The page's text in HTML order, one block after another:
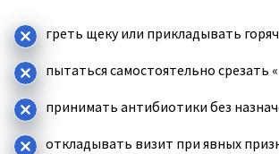
греть щеку или прикладывать
пытаться самостоятельно срезать
принимать антибиотики без
откладывать визит при явных